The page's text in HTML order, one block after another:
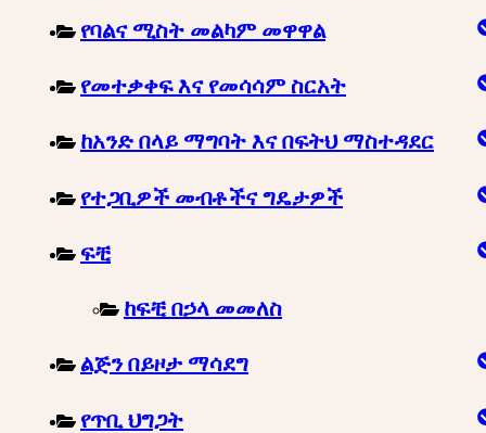
የባልና ሚስት መልካም መዋዋል
የመተቃቀፍ እና የመሳሳም ስርአት
ከአንድ በላይ ማግባት እና በፍትህ ማስተዳደር
የተጋቢዎች መብቶችና ግዴታዎች
ፍቺ
ከፍቺ በኃላ መመለስ
ልጅን በይዞታ ማሳደግ
የጥቢ ህግጋት